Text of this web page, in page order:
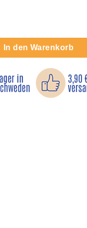
Schrauben und
In den Warenkorb